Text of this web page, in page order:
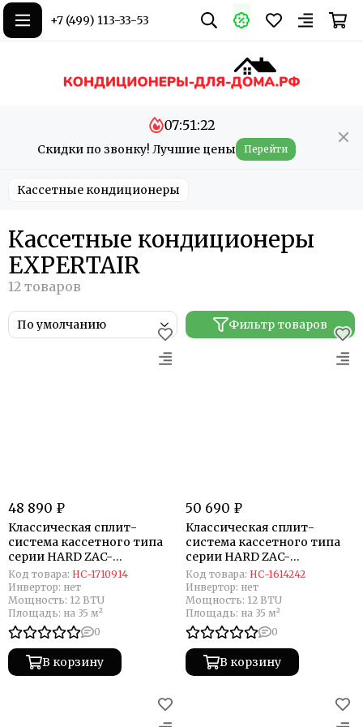
+7 (499) 113-33-53
Скидки по звонку! Лучшие цены
07:51:21
Перейти
Кассетные кондиционеры
Кассетные кондиционеры
EXPERTAIR
Фильтр товаров
48 890 ₽
Классическая сплит-
система кассетного типа
серии HARD ZAC-
HR12XCAC-IU/ZAC-PAN-
HR12/18/ZAC-HD12XC-OU
(комплект)
Код товара: НС-1710914
Инвертор: нет
Мощность: 12 BTU
Площадь: на 35 м²
0
В корзину
50 690 ₽
Классическая сплит-
система кассетного типа
серии HARD ZAC-
HD12XCAC-IU/ZAC-
PAN12/18/ZAC-HD12XC-OU
(комплект)
Код товара: НС-1614242
Инвертор: нет
Мощность: 12 BTU
Площадь: на 35 м²
0
В корзину